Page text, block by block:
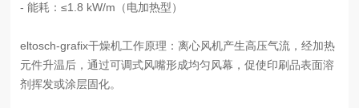
- 能耗：≤1.8 kW/m（电加热型）
eltosch-grafix干燥机工作原理：离心风机产生高压气流，经加热
元件升温后，通过可调式风嘴形成均匀风幕，促使印刷品表面溶
剂挥发或涂层固化。